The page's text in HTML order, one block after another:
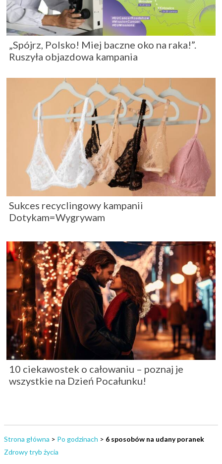
„Spójrz, Polsko! Miej baczne oko na raka!”.
Ruszyła objazdowa kampania
Sukces recyclingowy kampanii
Dotykam=Wygrywam
10 ciekawostek o całowaniu – poznaj je
wszystkie na Dzień Pocałunku!
Strona główna > Po godzinach > 6 sposobów na udany poranek
Zdrowy tryb życia